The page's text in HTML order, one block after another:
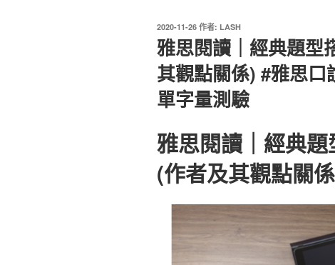
發
佈
於
2020-11-26 作者: LASH
雅思閱讀｜經典題
其觀點關係) #雅思
單字量測驗
雅思閱讀｜經典
(作者及其觀點關